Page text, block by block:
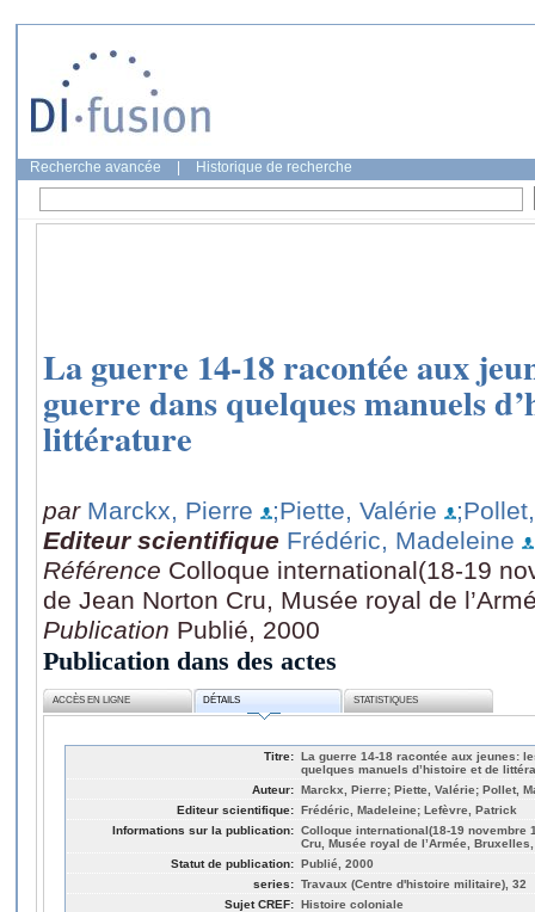
Recherche avancée Historique de recherche
La guerre 14-18 racontée aux
guerre dans quelques manuels
littérature
par Marckx, Pierre ;Piette, Valérie
Editeur scientifique Frédéric, Madeleine
Référence Colloque international(18-19
de Jean Norton Cru, Musée royal de
Publication Publié, 2000
Publication dans des actes
ACCÈS EN LIGNE DÉTAILS STATISTIQUES
Titre: La guerre 14-18 racontée aux jeunes:
quelques manuels d’histoire et de
Auteur: Marckx, Pierre; Piette, Valérie; Pollet,
Editeur scientifique: Frédéric, Madeleine; Lefèvre, Patrick
Informations sur la publication: Colloque international(18-19 novembre
Cru, Musée royal de l’Armée,
Statut de publication: Publié, 2000
series: Travaux (Centre d'histoire militaire), 32
Sujet CREF: Histoire coloniale